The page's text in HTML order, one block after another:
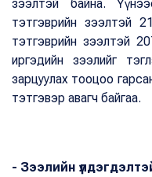
зээлтэй байна.
тэтгэврийн зээлтэй
тэтгэврийн зээлтэй
иргэдийн зээлийг
зарцуулах тооцоо
тэтгэвэр авагч байгаа.
- Зээлийн үлдэгдэлтэй